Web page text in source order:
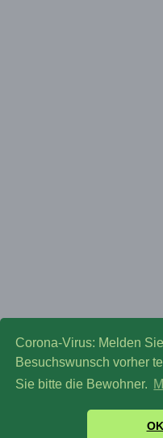
Corona-Virus: Melden
Besuchswunsch vorher
Sie bitte die Bewohner.
OK